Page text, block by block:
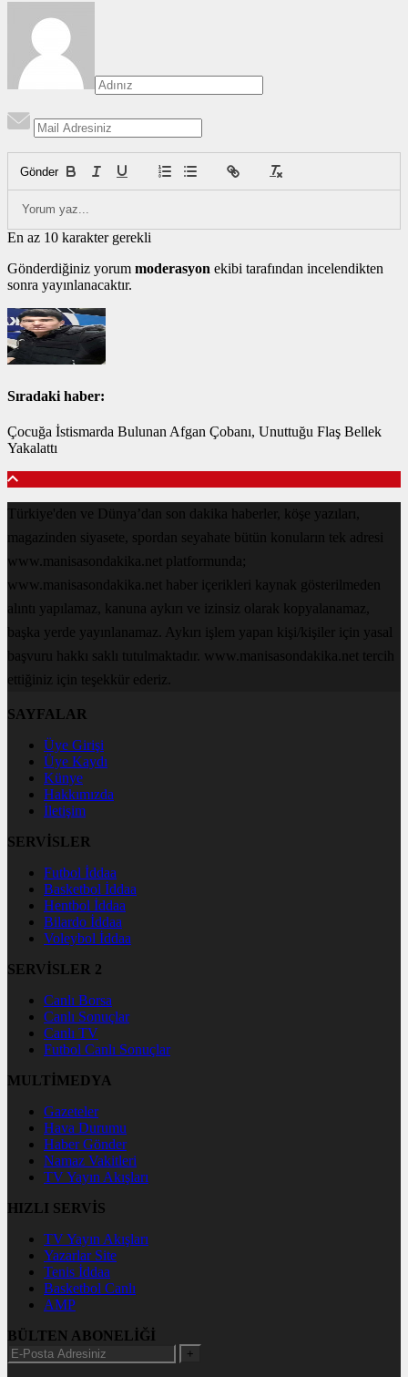
Gönder
En az 10 karakter gerekli
Gönderdiğiniz yorum moderasyon ekibi tarafından incelendikten
sonra yayınlanacaktır.
Sıradaki haber:
Çocuğa İstismarda Bulunan Afgan Çobanı, Unuttuğu Flaş Bellek
Yakalattı
Türkiye'den ve Dünya’dan son dakika haberler, köşe yazıları,
magazinden siyasete, spordan seyahate bütün konuların tek adresi
www.manisasondakika.net platformunda;
www.manisasondakika.net haber içerikleri kaynak gösterilmeden
alıntı yapılamaz, kanuna aykırı ve izinsiz olarak kopyalanamaz,
başka yerde yayınlanamaz. Aykırı işlem yapan kişi/kişiler için yasal
başvuru hakkı saklı tutulmaktadır. www.manisasondakika.net tercih
ettiğiniz için teşekkür ederiz.
SAYFALAR
Üye Girişi
Üye Kaydı
Künye
Hakkımızda
İletişim
SERVİSLER
Futbol İddaa
Basketbol İddaa
Hentbol İddaa
Bilardo İddaa
Voleybol İddaa
SERVİSLER 2
Canlı Borsa
Canlı Sonuçlar
Canlı TV
Futbol Canlı Sonuçlar
MULTİMEDYA
Gazeteler
Hava Durumu
Haber Gönder
Namaz Vakitleri
TV Yayın Akışları
HIZLI SERVİS
TV Yayın Akışları
Yazarlar Site
Tenis İddaa
Basketbol Canlı
AMP
BÜLTEN ABONELİĞİ
+